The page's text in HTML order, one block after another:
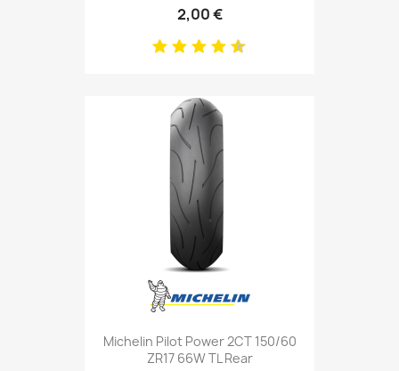
2,00 €
Michelin Pilot Power 2CT 150/60
ZR17 66W TL Rear